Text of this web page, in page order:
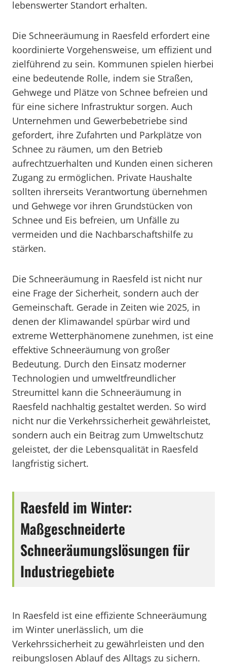
lebenswerter Standort erhalten.
Die Schneeräumung in Raesfeld erfordert eine
koordinierte Vorgehensweise, um effizient und
zielführend zu sein. Kommunen spielen hierbei
eine bedeutende Rolle, indem sie Straßen,
Gehwege und Plätze von Schnee befreien und
für eine sichere Infrastruktur sorgen. Auch
Unternehmen und Gewerbebetriebe sind
gefordert, ihre Zufahrten und Parkplätze von
Schnee zu räumen, um den Betrieb
aufrechtzuerhalten und Kunden einen sicheren
Zugang zu ermöglichen. Private Haushalte
sollten ihrerseits Verantwortung übernehmen
und Gehwege vor ihren Grundstücken von
Schnee und Eis befreien, um Unfälle zu
vermeiden und die Nachbarschaftshilfe zu
stärken.
Die Schneeräumung in Raesfeld ist nicht nur
eine Frage der Sicherheit, sondern auch der
Gemeinschaft. Gerade in Zeiten wie 2025, in
denen der Klimawandel spürbar wird und
extreme Wetterphänomene zunehmen, ist eine
effektive Schneeräumung von großer
Bedeutung. Durch den Einsatz moderner
Technologien und umweltfreundlicher
Streumittel kann die Schneeräumung in
Raesfeld nachhaltig gestaltet werden. So wird
nicht nur die Verkehrssicherheit gewährleistet,
sondern auch ein Beitrag zum Umweltschutz
geleistet, der die Lebensqualität in Raesfeld
langfristig sichert.
Raesfeld im Winter:
Maßgeschneiderte
Schneeräumungslösungen für
Industriegebiete
In Raesfeld ist eine effiziente Schneeräumung
im Winter unerlässlich, um die
Verkehrssicherheit zu gewährleisten und den
reibungslosen Ablauf des Alltags zu sichern.